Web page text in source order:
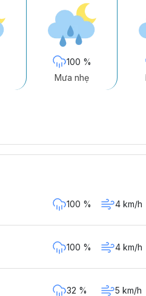
100 %
Mưa nhẹ
100 % 4 km/h
100 % 4 km/h
32 % 5 km/h